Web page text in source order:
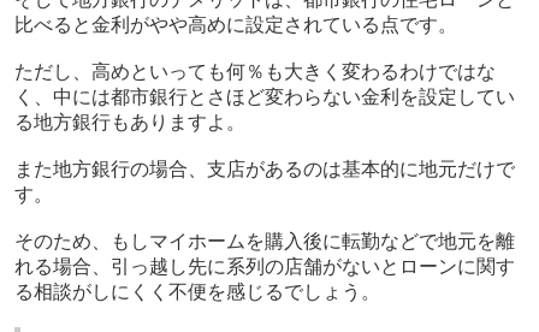
比べると金利がやや高めに設定されている点です。
ただし、高めといっても何％も大きく変わるわけではな
く、中には都市銀行とさほど変わらない金利を設定してい
る地方銀行もありますよ。
また地方銀行の場合、支店があるのは基本的に地元だけで
す。
そのため、もしマイホームを購入後に転勤などで地元を離
れる場合、引っ越し先に系列の店舗がないとローンに関す
る相談がしにくく不便を感じるでしょう。